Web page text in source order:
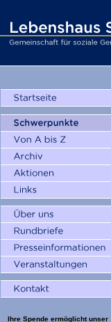
Ihre Spende ermöglicht unser